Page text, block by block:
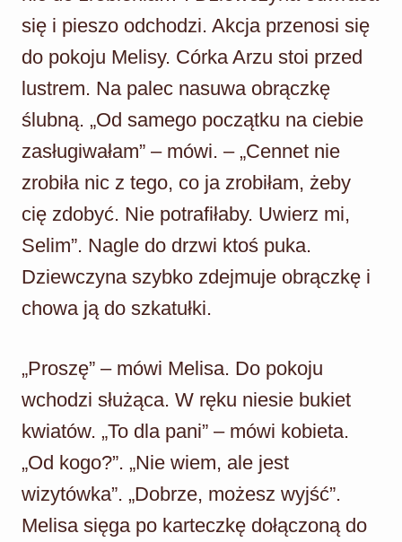
się i pieszo odchodzi. Akcja przenosi się
do pokoju Melisy. Córka Arzu stoi przed
lustrem. Na palec nasuwa obrączkę
ślubną. „Od samego początku na ciebie
zasługiwałam” – mówi. – „Cennet nie
zrobiła nic z tego, co ja zrobiłam, żeby
cię zdobyć. Nie potrafiłaby. Uwierz mi,
Selim”. Nagle do drzwi ktoś puka.
Dziewczyna szybko zdejmuje obrączkę i
chowa ją do szkatułki.
„Proszę” – mówi Melisa. Do pokoju
wchodzi służąca. W ręku niesie bukiet
kwiatów. „To dla pani” – mówi kobieta.
„Od kogo?”. „Nie wiem, ale jest
wizytówka”. „Dobrze, możesz wyjść”.
Melisa sięga po karteczkę dołączoną do